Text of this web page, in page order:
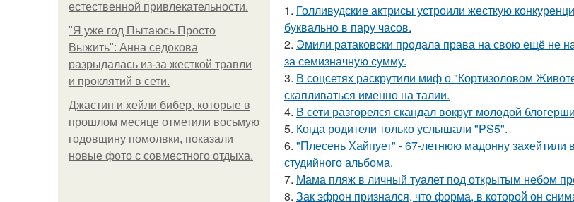
естественной привлекательности.
"Я уже год Пытаюсь Просто
Выжить": Анна седокова
разрыдалась из-за жесткой травли
и проклятий в сети.
Джастин и хейли бибер, которые в
прошлом месяце отметили восьмую
годовщину помолвки, показали
новые фото с совместного отдыха.
1. Голливудские актрисы устроили жесткую
буквально в пару часов.
2. Эмили ратаковски продала права на свою ещё не
за семизначную сумму.
3. В соцсетях раскрутили миф о "Кортизоловом
скапливаться именно на талии.
4. В сети разгорелся скандал вокруг молодой
5. Когда родители только услышали "PS5".
6. "Плесень Хайпует" - 67-летнюю мадонну захейтили
студийного альбома.
7. Мама пляж в личный туалет под открытым небом
8. Зак эфрон признался, что форма, в которой он